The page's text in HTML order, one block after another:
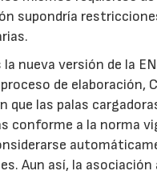
supondría
nueva versión de la
de elaboración,
que las palas
conforme a la norma
Aun así, la asociación